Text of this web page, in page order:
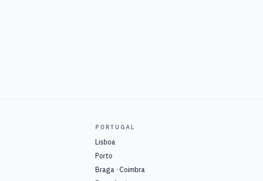
PORTUGAL
Lisboa
Porto
Braga · Coimbra